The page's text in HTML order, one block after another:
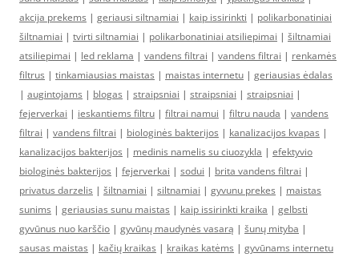
akcija prekems | geriausi siltnamiai | kaip issirinkti | polikarbonatiniai
šiltnamiai | tvirti siltnamiai | polikarbonatiniai atsiliepimai | šiltnamiai
atsiliepimai | led reklama | vandens filtrai | vandens filtrai | renkamės
filtrus | tinkamiausias maistas | maistas internetu | geriausias ėdalas
| augintojams | blogas | straipsniai | straipsniai | straipsniai |
fejerverkai | ieskantiems filtru | filtrai namui | filtru nauda | vandens
filtrai | vandens filtrai | biologinės bakterijos | kanalizacijos kvapas |
kanalizacijos bakterijos | medinis namelis su ciuozykla | efektyvio
biologinės bakterijos | fejerverkai | sodui | brita vandens filtrai |
privatus darzelis | šiltnamiai | siltnamiai | gyvunu prekes | maistas
sunims | geriausias sunu maistas | kaip issirinkti kraika | gelbsti
gyvūnus nuo karščio | gyvūnų maudynės vasarą | šunų mityba |
sausas maistas | kačių kraikas | kraikas katėms | gyvūnams internetu